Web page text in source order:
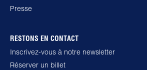
Presse
RESTONS EN CONTACT
Inscrivez-vous à notre newsletter
Réserver un billet